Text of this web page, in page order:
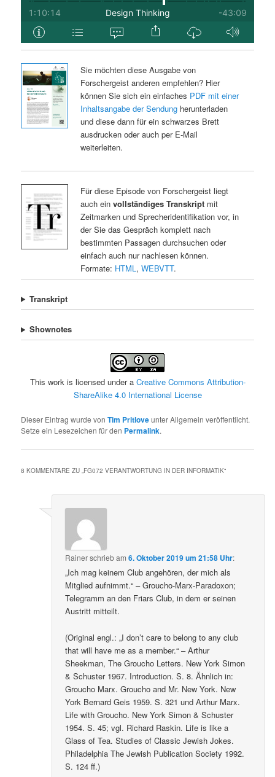
Sie möchten diese Ausgabe von
Forschergeist anderen empfehlen? Hier
können Sie sich ein einfaches PDF mit einer
Inhaltsangabe der Sendungherunterladen
und diese dann für ein schwarzes Brett
ausdrucken oder auch per E-Mail
weiterleiten.
Für diese Episode von Forschergeist liegt
auch ein vollständiges Transkriptmit
Zeitmarken und Sprecheridentifikation vor, in
der Sie das Gespräch komplett nach
bestimmten Passagen durchsuchen oder
einfach auch nur nachlesen können.
Formate: HTML, WEBVTT.
Transkript
Shownotes
This work is licensed under a Creative Commons Attribution-
ShareAlike 4.0 International License
Dieser Eintrag wurde vonTim Pritloveunter Allgemein veröffentlicht.
Setze ein Lesezeichen für den Permalink.
8 KOMMENTARE ZU „FG072 VERANTWORTUNG IN DER INFORMATIK“
Rainerschriebam6. Oktober 2019 um 21:58 Uhr:
„Ich mag keinem Club angehören, der mich als
Mitglied aufnimmt.“ – Groucho-Marx-Paradoxon;
Telegramm an den Friars Club, in dem er seinen
Austritt mitteilt.
(Original engl.: „I don’t care to belong to any club
that will have me as a member.“ – Arthur
Sheekman, The Groucho Letters. New York Simon
& Schuster 1967. Introduction. S. 8. Ähnlich in:
Groucho Marx. Groucho and Mr. New York. New
York Bernard Geis 1959. S. 321 und Arthur Marx.
Life with Groucho. New York Simon & Schuster
1954. S. 45; vgl. Richard Raskin. Life is like a
Glass of Tea. Studies of Classic Jewish Jokes.
Philadelphia The Jewish Publication Society 1992.
S. 124 ff.)